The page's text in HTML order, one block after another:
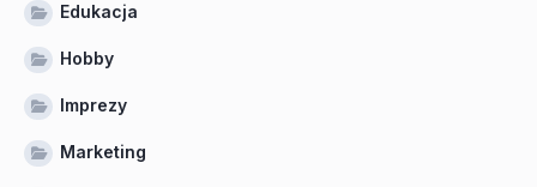
Edukacja
Hobby
Imprezy
Marketing